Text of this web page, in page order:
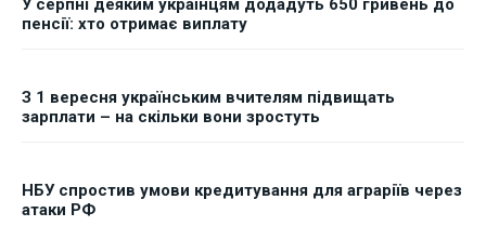
У серпні деяким українцям додадуть 650 гривень до
пенсії: хто отримає виплату
З 1 вересня українським вчителям підвищать
зарплати – на скільки вони зростуть
НБУ спростив умови кредитування для аграріїв через
атаки РФ